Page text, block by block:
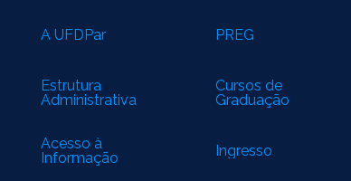
A UFDPar
Estrutura
Administrativa
Acesso à
Informação
PREG
Cursos de
Graduação
Ingresso